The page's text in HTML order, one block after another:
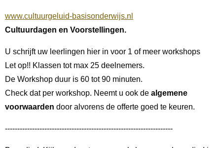
www.cultuurgeluid-basisonderwijs.nl
Cultuurdagen en Voorstellingen.
U schrijft uw leerlingen hier in voor 1 of meer workshops
Let op!! Klassen tot max 25 deelnemers.
De Workshop duur is 60 tot 90 minuten.
Check dat per workshop. Neemt u ook de algemene
voorwaarden door alvorens de offerte goed te keuren.
--------------------------------------------------------------------